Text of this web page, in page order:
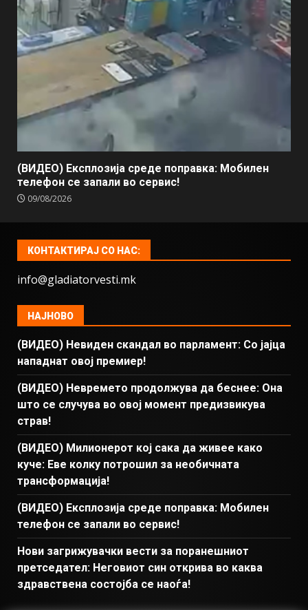
(ВИДЕО) Експлозија среде поправка: Мобилен
телефон се запали во сервис!
09/08/2026
КОНТАКТИРАЈ СО НАС:
info@gladiatorvesti.mk
НАЈНОВО
(ВИДЕО) Невиден скандал во парламент: Со јајца
нападнат овој премиер!
(ВИДЕО) Невремето продолжува да беснее: Она
што се случува во овој момент предизвикува
страв!
(ВИДЕО) Милионерот кој сака да живее како
куче: Еве колку потрошил за необичната
трансформација!
(ВИДЕО) Експлозија среде поправка: Мобилен
телефон се запали во сервис!
Нови загрижувачки вести за поранешниот
претседател: Неговиот син открива во каква
здравствена состојба се наоѓа!